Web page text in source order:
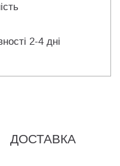
2-4 дні
ДОСТАВКА